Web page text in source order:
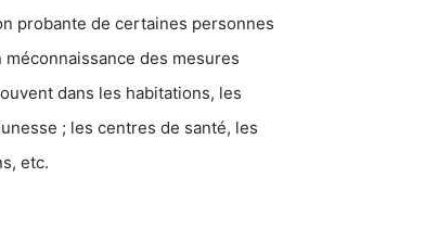
probante de certaines personnes
des mesures
dans les habitations, les
; les centres de santé, les
etc.